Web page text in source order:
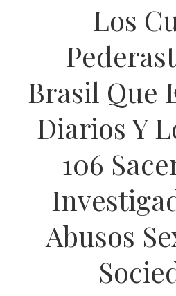
Los
Brasil Que
Diarios Y
106
Abusos